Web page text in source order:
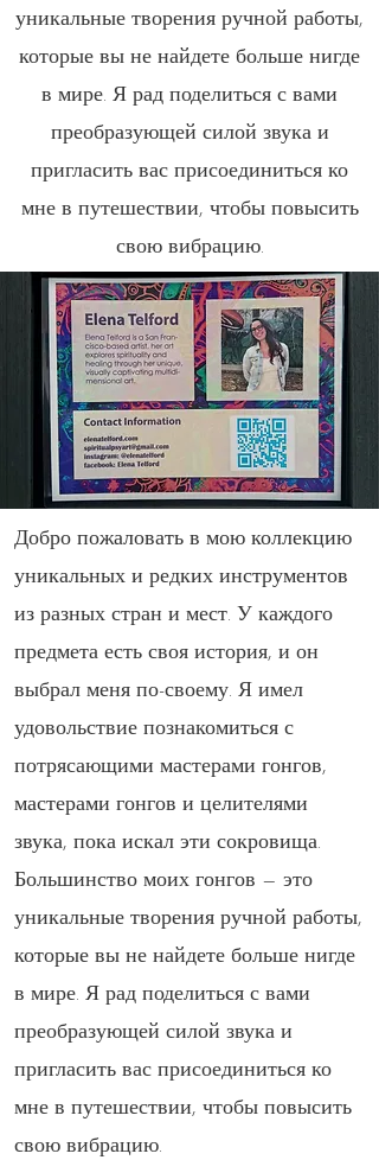
уникальные творения ручной работы,
которые вы не найдете больше нигде
в мире. Я рад поделиться с вами
преобразующей силой звука и
пригласить вас присоединиться ко
мне в путешествии, чтобы повысить
свою вибрацию.
Добро пожаловать в мою коллекцию
уникальных и редких инструментов
из разных стран и мест. У каждого
предмета есть своя история, и он
выбрал меня по-своему. Я имел
удовольствие познакомиться с
потрясающими мастерами гонгов,
мастерами гонгов и целителями
звука, пока искал эти сокровища.
Большинство моих гонгов — это
уникальные творения ручной работы,
которые вы не найдете больше нигде
в мире. Я рад поделиться с вами
преобразующей силой звука и
пригласить вас присоединиться ко
мне в путешествии, чтобы повысить
свою вибрацию.